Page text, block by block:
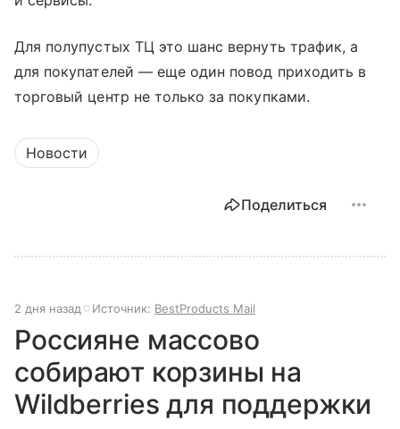
Для полупустых ТЦ это шанс вернуть трафик, а
для покупателей — еще один повод приходить в
торговый центр не только за покупками.
Новости
Поделиться
2 дня назад Источник: BestProducts Mail
Россияне массово
собирают корзины на
Wildberries для поддержки